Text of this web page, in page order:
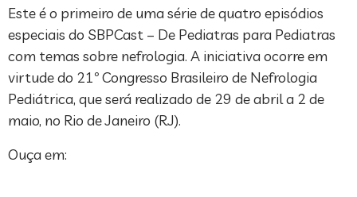
Este é o primeiro de uma série de quatro episódios
especiais do SBPCast – De Pediatras para Pediatras
com temas sobre nefrologia. A iniciativa ocorre em
virtude do 21º Congresso Brasileiro de Nefrologia
Pediátrica, que será realizado de 29 de abril a 2 de
maio, no Rio de Janeiro (RJ).
Ouça em: